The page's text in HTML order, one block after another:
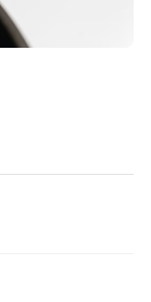
via X -
via
nieuwsbericht
dit